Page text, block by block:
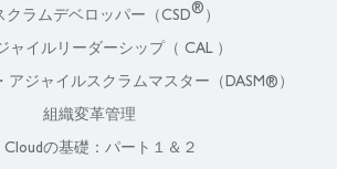
クラムデベロッパー（CSD® ）
ャイルリーダーシップ（ CAL ）
アジャイルスクラムマスター（DASM®）
組織変革管理
Cloudの基礎：パート１＆２